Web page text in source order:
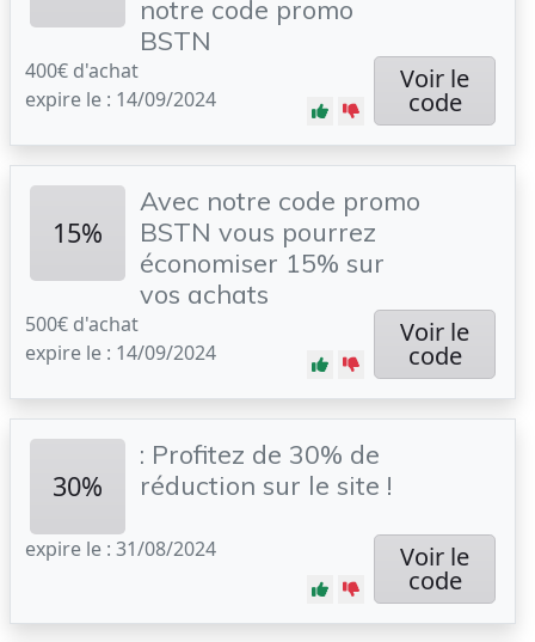
notre code promo
BSTN
400€ d'achat
expire le : 14/09/2024
Voir le
code
15%
Avec notre code promo
BSTN vous pourrez
économiser 15% sur
vos achats
500€ d'achat
expire le : 14/09/2024
Voir le
code
30%
: Profitez de 30% de
réduction sur le site !
expire le : 31/08/2024 Voir le
code